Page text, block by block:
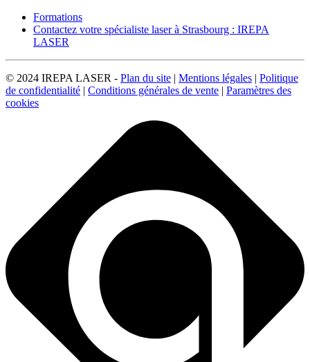
Formations
Contactez votre spécialiste laser à Strasbourg : IREPA
LASER
© 2024 IREPA LASER - Plan du site | Mentions légales | Politique
de confidentialité | Conditions générales de vente | Paramètres des
cookies